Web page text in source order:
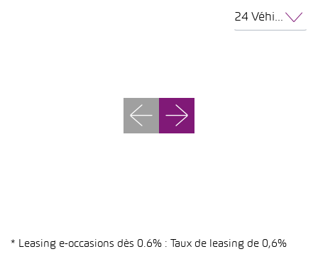
24 Véhicules par page
* Leasing e-occasions dès 0.6% : Taux de leasing de 0,6%